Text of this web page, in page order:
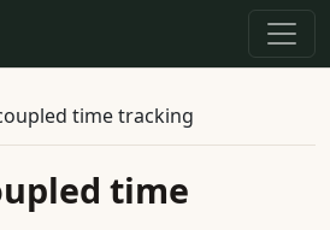
time tracking
time